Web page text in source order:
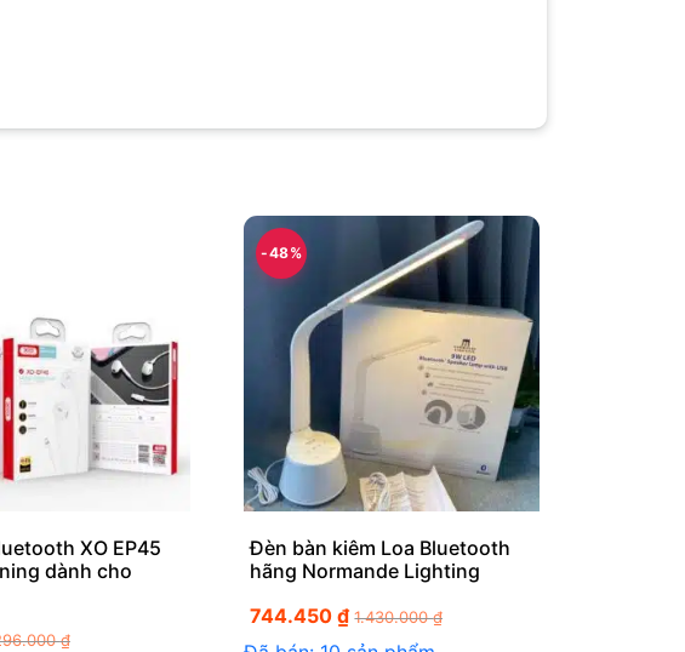
XO EP45
dành cho
₫
-48%
Đèn bàn kiêm Loa Bluetooth
hãng Normande Lighting
744.450₫ 1.430.000₫